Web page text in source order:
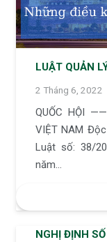
LUẬT QUẢN
2 Tháng 6, 2022
QUỐC HỘI
VIỆT NAM
Luật số: 38/
năm…
NGHỊ ĐỊNH